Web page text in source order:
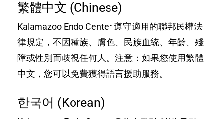
繁體中文 (Chinese)
Kalamazoo Endo Center 遵守適用的聯邦民權法
律規定，不因種族、膚色、民族血統、年齡、殘
障或性別而歧視任何人。注意：如果您使用繁體
中文，您可以免費獲得語言援助服務。
한국어 (Korean)